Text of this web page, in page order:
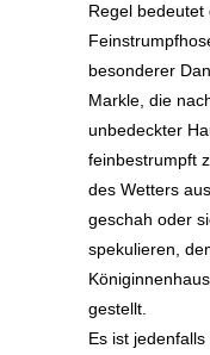
Regel bedeutet
besonderer
Markle, die
unbedeckter
feinbestrumpft
des Wetters
geschah oder
spekulieren,
gestellt.
Es ist